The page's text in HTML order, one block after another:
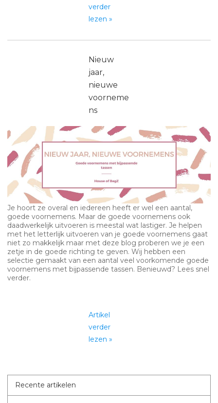
verder
lezen »
Nieuw
jaar,
nieuwe
voorneme
ns
Je hoort ze overal en iedereen heeft er wel een aantal,
goede voornemens. Maar de goede voornemens ook
daadwerkelijk uitvoeren is meestal wat lastiger. Je helpen
met het letterlijk uitvoeren van je goede voornemens gaat
niet zo makkelijk maar met deze blog proberen we je een
zetje in de goede richting te geven. Wij hebben een
selectie gemaakt van een aantal veel voorkomende goede
voornemens met bijpassende tassen. Benieuwd? Lees snel
verder.
Artikel
verder
lezen »
Recente artikelen